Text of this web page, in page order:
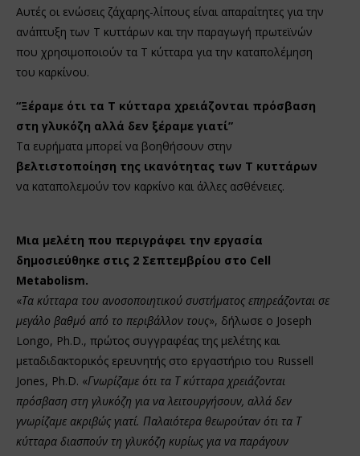
Αυτές οι ενώσεις ζάχαρης-λίπους είναι απαραίτητες για την
ανάπτυξη των Τ κυττάρων και την παραγωγή πρωτεϊνών
που χρησιμοποιούν τα Τ κύτταρα για την καταπολέμηση
του καρκίνου.
“Ξέραμε ότι τα Τ κύτταρα χρειάζονται πρόσβαση
στη γλυκόζη αλλά δεν ξέραμε γιατί”
Τα ευρήματα μπορεί να βοηθήσουν στην
βελτιστοποίηση της ικανότητας των Τ κυττάρων
να καταπολεμούν τον καρκίνο και άλλες ασθένειες.
Μια μελέτη που περιγράφει την εργασία
δημοσιεύθηκε στις 2 Σεπτεμβρίου στο Cell
Metabolism.
«Τα κύτταρα του ανοσοποιητικού συστήματος επηρεάζονται σε
μεγάλο βαθμό από το περιβάλλον τους», δήλωσε ο Joseph
Longo, Ph.D., πρώτος συγγραφέας της μελέτης και
μεταδιδακτορικός ερευνητής στο εργαστήριο του Russell
Jones, Ph.D. «Γνωρίζαμε ότι τα Τ κύτταρα χρειάζονται
πρόσβαση στη γλυκόζη για να λειτουργήσουν, αλλά δεν
γνωρίζαμε ακριβώς γιατί. Παλαιότερα θεωρούταν ότι τα Τ
κύτταρα διασπούν τη γλυκόζη κυρίως για να παράγουν